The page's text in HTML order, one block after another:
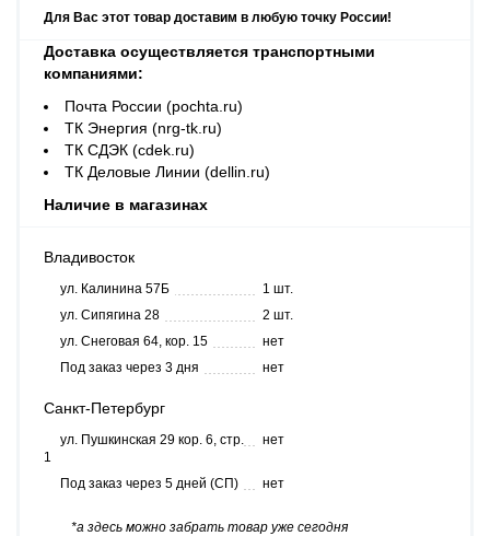
Для Вас этот товар доставим в любую точку России!
Доставка осуществляется транспортными
компаниями:
Почта России (pochta.ru)
ТК Энергия (nrg-tk.ru)
ТК СДЭК (cdek.ru)
ТК Деловые Линии (dellin.ru)
Наличие в магазинах
Владивосток
ул. Калинина 57Б
1 шт.
ул. Сипягина 28
2 шт.
ул. Снеговая 64, кор. 15
нет
Под заказ через 3 дня
нет
Санкт-Петербург
ул. Пушкинская 29 кор. 6, стр.
1
нет
Под заказ через 5 дней (СП) нет
*а здесь можно забрать товар уже сегодня